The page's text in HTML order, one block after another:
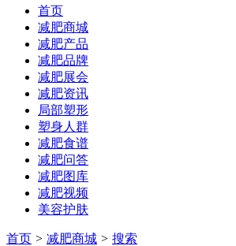
首页
减肥商城
减肥产品
减肥品牌
减肥展会
减肥资讯
局部塑形
塑身人群
减肥食谱
减肥问答
减肥图库
减肥视频
美容护肤
首页 > 减肥商城 > 搜索